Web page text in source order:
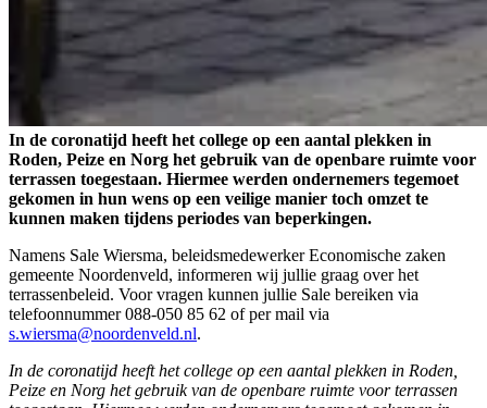
In de coronatijd heeft het college op een aantal plekken in
Roden, Peize en Norg het gebruik van de openbare ruimte voor
terrassen toegestaan. Hiermee werden ondernemers tegemoet
gekomen in hun wens op een veilige manier toch omzet te
kunnen maken tijdens periodes van beperkingen.
Namens Sale Wiersma, beleidsmedewerker Economische zaken
gemeente Noordenveld, informeren wij jullie graag over het
terrassenbeleid. Voor vragen kunnen jullie Sale bereiken via
telefoonnummer 088-050 85 62 of per mail via
s.wiersma@noordenveld.nl.
In de coronatijd heeft het college op een aantal plekken in Roden,
Peize en Norg het gebruik van de openbare ruimte voor terrassen